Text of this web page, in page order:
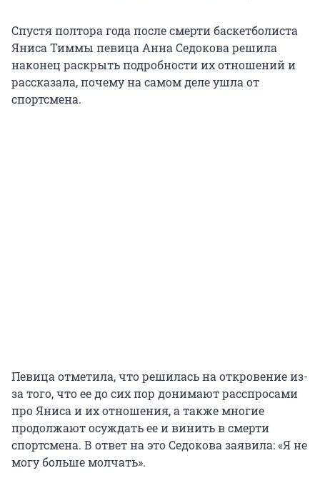
Спустя полтора года после смерти баскетболиста
Яниса Тиммы певица Анна Седокова решила
наконец раскрыть подробности их отношений и
рассказала, почему на самом деле ушла от
спортсмена.
Певица отметила, что решилась на откровение из-
за того, что ее до сих пор донимают расспросами
про Яниса и их отношения, а также многие
продолжают осуждать ее и винить в смерти
спортсмена. В ответ на это Седокова заявила: «Я не
могу больше молчать».